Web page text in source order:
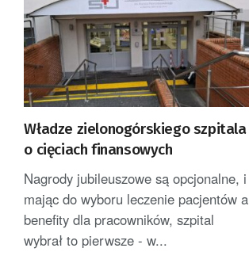
Władze zielonogórskiego szpitala
o cięciach finansowych
Nagrody jubileuszowe są opcjonalne, i
mając do wyboru leczenie pacjentów a
benefity dla pracowników, szpital
wybrał to pierwsze - w...